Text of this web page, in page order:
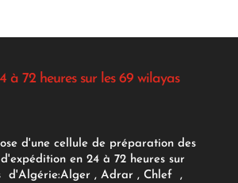
à 72 heures sur les 69 wilayas
d'une cellule de préparation des
en 24 à 72 heures sur
d'Algérie:Alger , Adrar, Chlef ,